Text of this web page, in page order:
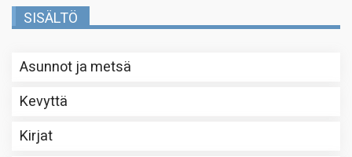
SISÄLTÖ
Asunnot ja metsä
Kevyttä
Kirjat